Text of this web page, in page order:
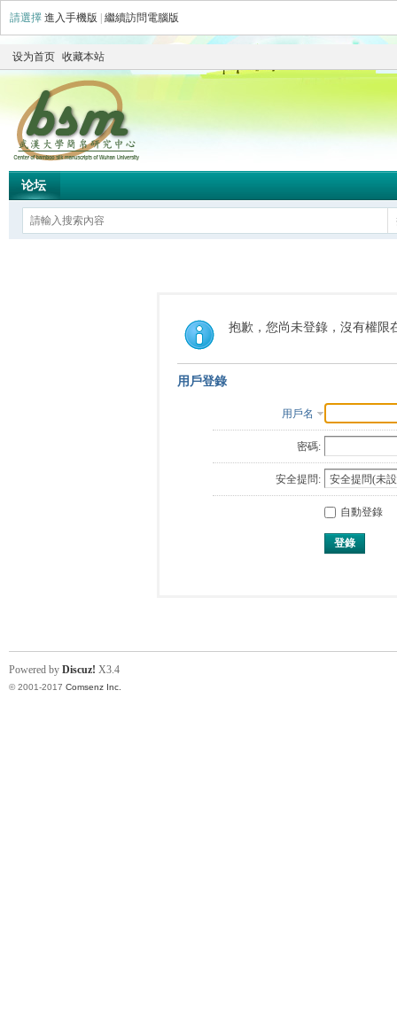
請選擇 進入手機版 繼續訪問電腦版
设为首页 收藏本站
论坛
抱歉，您尚未登錄，沒有權限
用戶登錄
用戶名
密碼:
安全提問:
自動登錄
登錄
Powered by Discuz! X3.4
© 2001-2017 Comsenz Inc.